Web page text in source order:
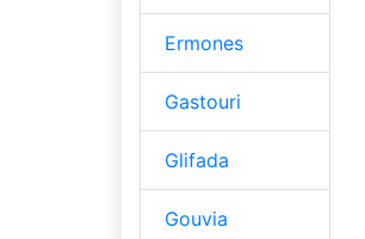
Ermones
Gastouri
Glifada
Gouvia